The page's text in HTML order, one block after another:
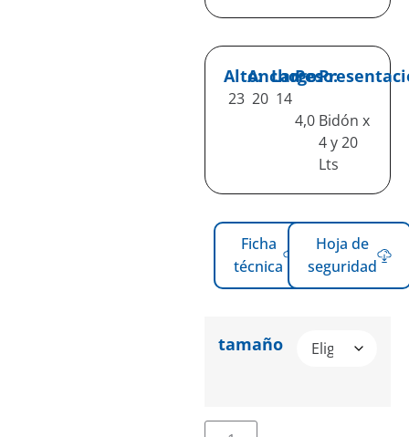
Alto:
23
Ancho:
20
Largo:
14
Peso:
4,0 Bidón x
4 y 20
Lts
Ficha
técnica
Hoja de
seguridad
tamaño